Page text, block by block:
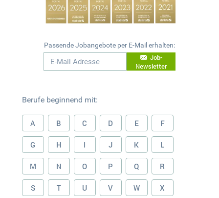
Passende Jobangebote per E-Mail erhalten:
Job-
Newsletter
Berufe beginnend mit:
A B C D E F
G H I J K L
M N O P Q R
S T U V W X